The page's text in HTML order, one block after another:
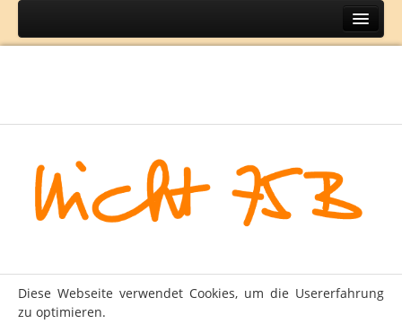
Home
Lifestyle
Mode
Kontakt
Diese Webseite verwendet Cookies, um die Usererfahrung
zu optimieren.